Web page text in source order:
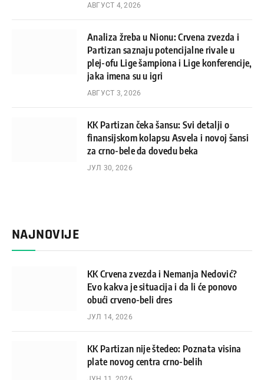
АВГУСТ 4, 2026
Analiza žreba u Nionu: Crvena zvezda i
Partizan saznaju potencijalne rivale u
plej-ofu Lige šampiona i Lige konferencije,
jaka imena su u igri
АВГУСТ 3, 2026
KK Partizan čeka šansu: Svi detalji o
finansijskom kolapsu Asvela i novoj šansi
za crno-bele da dovedu beka
ЈУЛ 30, 2026
NAJNOVIJE
KK Crvena zvezda i Nemanja Nedović?
Evo kakva je situacija i da li će ponovo
obući crveno-beli dres
ЈУЛ 14, 2026
KK Partizan nije štedeo: Poznata visina
plate novog centra crno-belih